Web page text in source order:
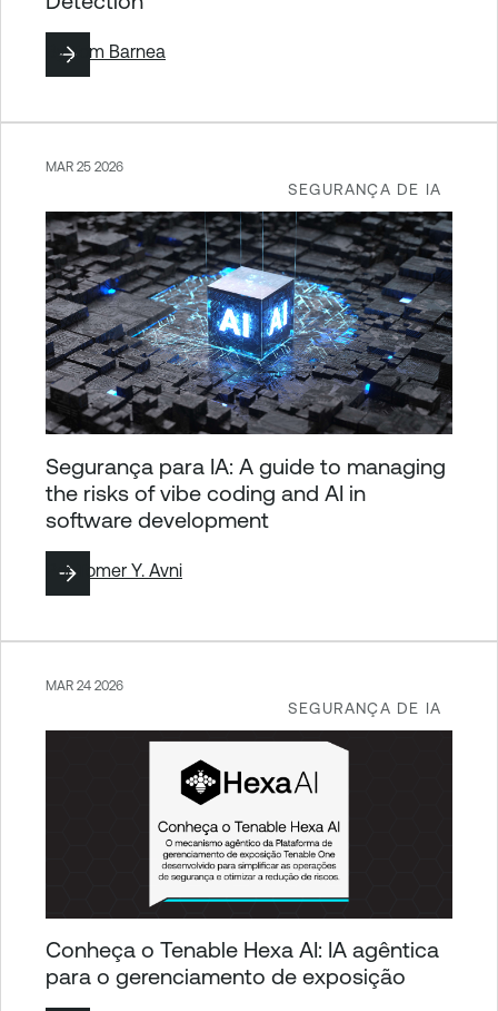
ByTom Barnea
SEGURANÇA DE IA
MAR 25 2026
Segurança para IA: A guide to managing
the risks of vibe coding and AI in
software development
Por Tomer Y. Avni
SEGURANÇA DE IA
MAR 24 2026
Conheça o Tenable Hexa AI: IA agêntica
para o gerenciamento de exposição